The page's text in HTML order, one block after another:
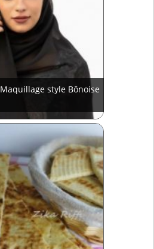
Maquillage style Bônoise